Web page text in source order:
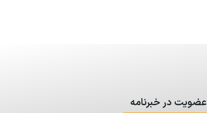
عضویت در خبرنامه